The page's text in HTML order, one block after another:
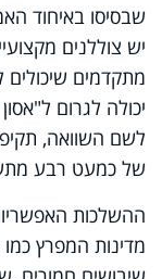
שבסיסו באיחוד
יש צוללנים
מתקדמים שיכולים
יכולה לגרום
לשם השוואה,
של כמעט רבע
ההשלכות
מדינות המפרץ